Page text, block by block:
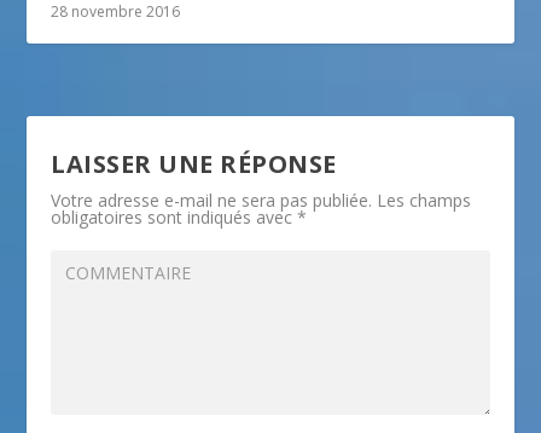
28 novembre 2016
LAISSER UNE RÉPONSE
Votre adresse e-mail ne sera pas publiée. Les champs
obligatoires sont indiqués avec*